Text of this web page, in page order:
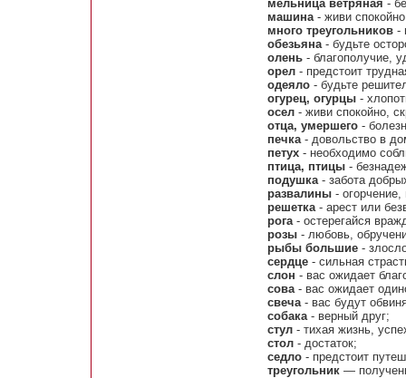
мельница ветряная -
машина- живи
много треугольников -
обезьяна- будьте
олень - благополучие,
орел - предстоит
одеяло - будьте
огурец, огурцы -
осел - живи спокойно,
отца, умершего -
печка- довольство в
петух - необходимо
птица, птицы -
подушка- забота
развалины -
решетка- арест или
рога- остерегайся
розы - любовь,
рыбы большие -
сердце - сильная
слон - вас ожидает
сова- вас ожидает
свеча- вас будут
собака- верный друг;
стул - тихая жизнь,
стол - достаток;
седло - предстоит
треугольник —